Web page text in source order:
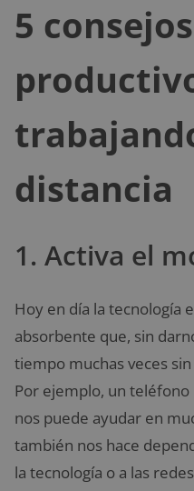
5
distancia
1. Activa el
Hoy en día la tecnología
absorbente que, sin
tiempo muchas veces
Por ejemplo, un
nos puede ayudar en
también nos hace
la tecnología o a las